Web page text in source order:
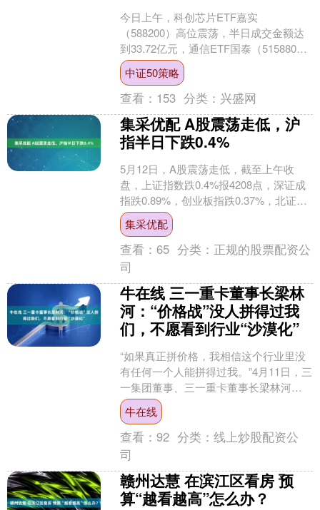
今日上午，科创芯片ETF嘉实
（588200）高位震荡，半日成交金额达
到33.72亿元，通信ETF国泰（515880）
和证券ETF国泰（512880）半日成交金
额....
中证50策略
查看： 153 分类： 兴盛网
集采优配 A股震荡走低，沪
指半日下跌0.4%
5月12日，A股震荡走低，截至上午收
盘，上证指数跌0.4%报4208点，深证成
指跌0.89%，创业板指跌0.37%，北证50
跌0.62%，科创50跌0.23%，....
集采优配
查看：65 分类： 正规的股票配资公
司
牛在线 三一重卡董事长梁林
河：“价格战”没人拼得过我
们，不愿看到行业“沙漠化”
“如果真正拼价格，我相信这个行业里没
有任何一个人能拼得过我。”4月11日，三
一集团董事、三一重卡董事长梁林河在
智能电动汽车发展高层论坛（2026）期
间接受《每日....
牛在线
查看：92 分类：线上炒股配资公
司
赣州达慧 在滨江区看房 预
算“越看越高”怎么办？